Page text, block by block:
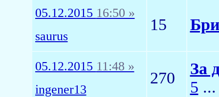
05.12.2015 16:50 »
saurus
15
05.12.2015 11:48 »
ingener13
270
За
5